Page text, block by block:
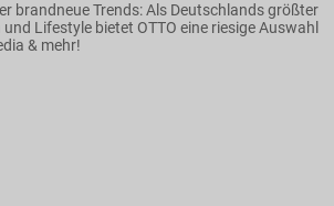
brandneue Trends: Als Deutschlands größter
Lifestyle bietet OTTO eine riesige Auswahl
& mehr!